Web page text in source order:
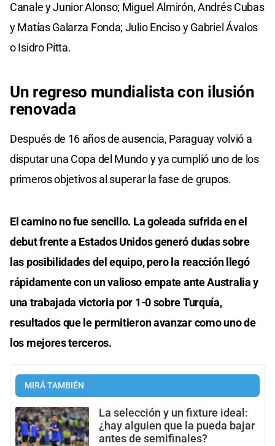
Canale y Junior Alonso; Miguel Almirón, Andrés Cubas
y Matías Galarza Fonda; Julio Enciso y Gabriel Ávalos
o Isidro Pitta.
Un regreso mundialista con ilusión
renovada
Después de 16 años de ausencia, Paraguay volvió a
disputar una Copa del Mundo y ya cumplió uno de los
primeros objetivos al superar la fase de grupos.
El camino no fue sencillo. La goleada sufrida en el
debut frente a Estados Unidos generó dudas sobre
las posibilidades del equipo, pero la reacción llegó
rápidamente con un valioso empate ante Australia y
una trabajada victoria por 1-0 sobre Turquía,
resultados que le permitieron avanzar como uno de
los mejores terceros.
MIRÁ TAMBIÉN
La selección y un fixture ideal:
¿hay alguien que la pueda bajar
antes de semifinales?